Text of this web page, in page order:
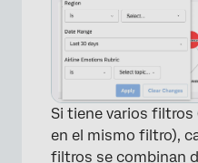
Si tiene varios
en el mismo filtro),
filtros se combinan